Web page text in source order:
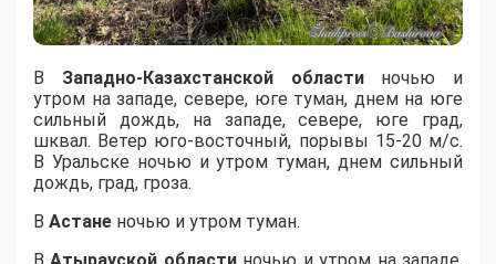
В Западно-Казахстанской областиночью и
утром на западе, севере, юге туман, днем на юге
сильный дождь, на западе, севере, юге град,
шквал. Ветер юго-восточный, порывы 15-20 м/с.
В Уральске ночью и утром туман, днем сильный
дождь, град, гроза.
В Астане ночью и утром туман.